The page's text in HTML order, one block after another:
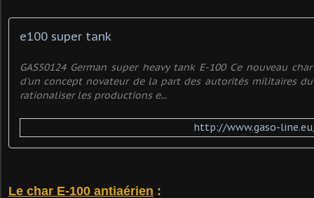
e100 super tank
GAS50124 German super heavy tank E-100 Ce nouveau
d'un concept novateur de la part des autorités militaires
rationaliser les productions e...
http://www.gaso-
Le char E-100 antiaérien :